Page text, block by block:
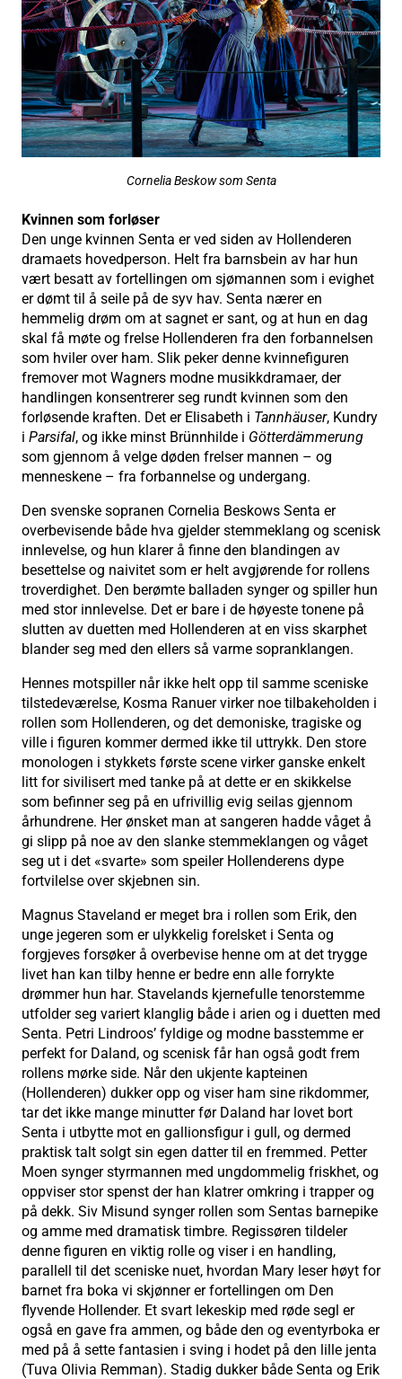
Cornelia Beskow som Senta
Kvinnen som forløser
Den unge kvinnen Senta er ved siden av Hollenderen
dramaets hovedperson. Helt fra barnsbein av har hun
vært besatt av fortellingen om sjømannen som i evighet
er dømt til å seile på de syv hav. Senta nærer en
hemmelig drøm om at sagnet er sant, og at hun en dag
skal få møte og frelse Hollenderen fra den forbannelsen
som hviler over ham. Slik peker denne kvinnefiguren
fremover mot Wagners modne musikkdramaer, der
handlingen konsentrerer seg rundt kvinnen som den
forløsende kraften. Det er Elisabeth i Tannhäuser, Kundry
i Parsifal, og ikke minst Brünnhilde i Götterdämmerung
som gjennom å velge døden frelser mannen – og
menneskene – fra forbannelse og undergang.
Den svenske sopranen Cornelia Beskows Senta er
overbevisende både hva gjelder stemmeklang og scenisk
innlevelse, og hun klarer å finne den blandingen av
besettelse og naivitet som er helt avgjørende for rollens
troverdighet. Den berømte balladen synger og spiller hun
med stor innlevelse. Det er bare i de høyeste tonene på
slutten av duetten med Hollenderen at en viss skarphet
blander seg med den ellers så varme sopranklangen.
Hennes motspiller når ikke helt opp til samme sceniske
tilstedeværelse, Kosma Ranuer virker noe tilbakeholden i
rollen som Hollenderen, og det demoniske, tragiske og
ville i figuren kommer dermed ikke til uttrykk. Den store
monologen i stykkets første scene virker ganske enkelt
litt for sivilisert med tanke på at dette er en skikkelse
som befinner seg på en ufrivillig evig seilas gjennom
århundrene. Her ønsket man at sangeren hadde våget å
gi slipp på noe av den slanke stemmeklangen og våget
seg ut i det «svarte» som speiler Hollenderens dype
fortvilelse over skjebnen sin.
Magnus Staveland er meget bra i rollen som Erik, den
unge jegeren som er ulykkelig forelsket i Senta og
forgjeves forsøker å overbevise henne om at det trygge
livet han kan tilby henne er bedre enn alle forrykte
drømmer hun har. Stavelands kjernefulle tenorstemme
utfolder seg variert klanglig både i arien og i duetten med
Senta. Petri Lindroos’ fyldige og modne basstemme er
perfekt for Daland, og scenisk får han også godt frem
rollens mørke side. Når den ukjente kapteinen
(Hollenderen) dukker opp og viser ham sine rikdommer,
tar det ikke mange minutter før Daland har lovet bort
Senta i utbytte mot en gallionsfigur i gull, og dermed
praktisk talt solgt sin egen datter til en fremmed. Petter
Moen synger styrmannen med ungdommelig friskhet, og
oppviser stor spenst der han klatrer omkring i trapper og
på dekk. Siv Misund synger rollen som Sentas barnepike
og amme med dramatisk timbre. Regissøren tildeler
denne figuren en viktig rolle og viser i en handling,
parallell til det sceniske nuet, hvordan Mary leser høyt for
barnet fra boka vi skjønner er fortellingen om Den
flyvende Hollender. Et svart lekeskip med røde segl er
også en gave fra ammen, og både den og eventyrboka er
med på å sette fantasien i sving i hodet på den lille jenta
(Tuva Olivia Remman). Stadig dukker både Senta og Erik